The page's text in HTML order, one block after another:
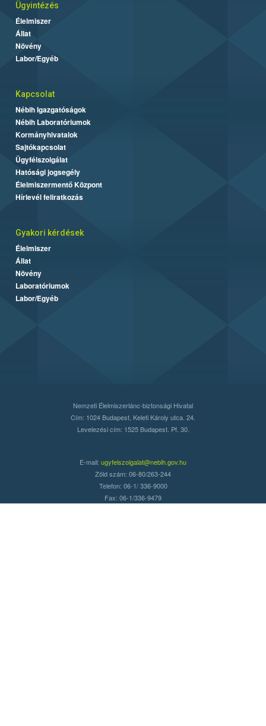
Ügyintézés
Élelmiszer
Állat
Növény
Labor/Egyéb
Kapcsolat
Nébih Igazgatóságok
Nébih Laboratóriumok
Kormányhivatalok
Sajtókapcsolat
Ügyfélszolgálat
Hatósági jogsegély
Élelmiszermentő Központ
Hírlevél feliratkozás
Gyakori kérdések
Élelmiszer
Állat
Növény
Laboratóriumok
Labor/Egyéb
Nemzeti Élelmiszerlánc-biztonsági Hivatal
Cím: 1024 Budapest, Keleti Károly utca. 24.
Levelezési cím: 1525 Budapest. Pf. 30.
E-mail: ugyfelszolgalat@nebih.gov.hu
Zöld szám: 06-80/263-244
Telefon: 06-1/ 336-9000
Fax: 06-1/336-9479